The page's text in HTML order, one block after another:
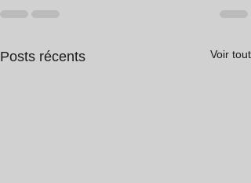
Posts récents Voir tout